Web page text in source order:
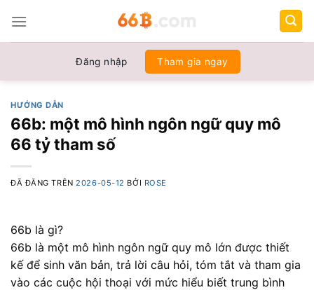
đến
nội
Đăng nhập Tham gia ngay
HƯỚNG DẪN
66b: một mô hình ngôn ngữ quy mô
66 tỷ tham số
ĐÃ ĐĂNG TRÊN 2026-05-12 BỞI ROSE
66b là gì?
66b là một mô hình ngôn ngữ quy mô lớn được thiết
kế để sinh văn bản, trả lời câu hỏi, tóm tắt và tham gia
vào các cuộc hội thoại với mức hiểu biết trung bình